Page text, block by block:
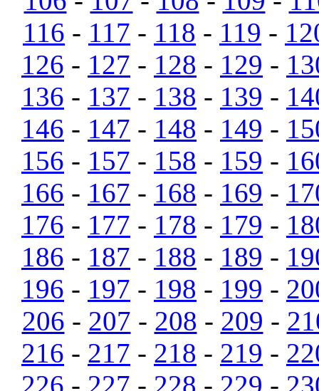
116 - 117 - 118 - 119 -
126 - 127 - 128 - 129 -
136 - 137 - 138 - 139 -
146 - 147 - 148 - 149 -
156 - 157 - 158 - 159 -
166 - 167 - 168 - 169 -
176 - 177 - 178 - 179 -
186 - 187 - 188 - 189 -
196 - 197 - 198 - 199 -
206 - 207 - 208 - 209 -
216 - 217 - 218 - 219 -
226 - 227 - 228 - 229 -